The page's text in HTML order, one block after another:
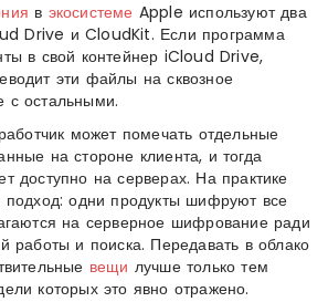
в экосистеме Apple используют два
Drive и CloudKit. Если программа
в свой контейнер iCloud Drive,
эти файлы на сквозное
с остальными.
может помечать отдельные
на стороне клиента, и тогда
доступно на серверах. На практике
подход: одни продукты шифруют все
на серверное шифрование ради
работы и поиска. Передавать в облако
вещи лучше только тем
которых это явно отражено.